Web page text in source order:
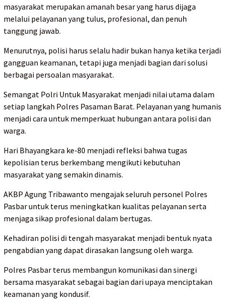
masyarakat merupakan amanah besar yang harus dijaga
melalui pelayanan yang tulus, profesional, dan penuh
tanggung jawab.
Menurutnya, polisi harus selalu hadir bukan hanya ketika terjadi
gangguan keamanan, tetapi juga menjadi bagian dari solusi
berbagai persoalan masyarakat.
Semangat Polri Untuk Masyarakat menjadi nilai utama dalam
setiap langkah Polres Pasaman Barat. Pelayanan yang humanis
menjadi cara untuk memperkuat hubungan antara polisi dan
warga.
Hari Bhayangkara ke-80 menjadi refleksi bahwa tugas
kepolisian terus berkembang mengikuti kebutuhan
masyarakat yang semakin dinamis.
AKBP Agung Tribawanto mengajak seluruh personel Polres
Pasbar untuk terus meningkatkan kualitas pelayanan serta
menjaga sikap profesional dalam bertugas.
Kehadiran polisi di tengah masyarakat menjadi bentuk nyata
pengabdian yang dapat dirasakan langsung oleh warga.
Polres Pasbar terus membangun komunikasi dan sinergi
bersama masyarakat sebagai bagian dari upaya menciptakan
keamanan yang kondusif.